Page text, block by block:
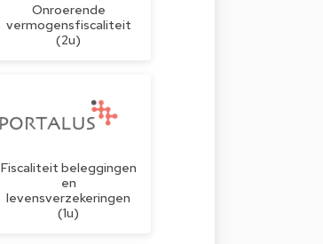
Onroerende
vermogensfiscaliteit
(2u)
Fiscaliteit beleggingen
en
levensverzekeringen
(1u)